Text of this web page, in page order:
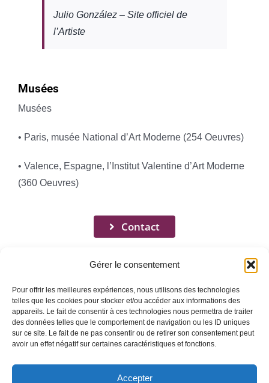
Gérer le consentement
Pour offrir les meilleures expériences, nous utilisons des technologies
telles que les cookies pour stocker et/ou accéder aux informations des
appareils. Le fait de consentir à ces technologies nous permettra de traiter
des données telles que le comportement de navigation ou les ID uniques
sur ce site. Le fait de ne pas consentir ou de retirer son consentement peut
avoir un effet négatif sur certaines caractéristiques et fonctions.
Accepter
Julio González – Site officiel de
l’Artiste
Musées
Musées
• Paris, musée National d’Art Moderne (254 Oeuvres)
• Valence, Espagne, l’Institut Valentine d’Art Moderne
(360 Oeuvres)
Contact
Toggle
Navigation
ACCUEIL
Mentions légales